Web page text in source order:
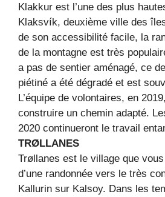
Klakkur est l’une des plus
Klaksvík, deuxième ville des
de son accessibilité facile, la
de la montagne est très
a pas de sentier aménagé, ce
piétiné a été dégradé et est
L’équipe de volontaires, en
construire un chemin adapté.
2020 continueront le travail
TRØLLANES
Trøllanes est le village que
d’une randonnée vers le très
Kallurin sur Kalsoy. Dans les